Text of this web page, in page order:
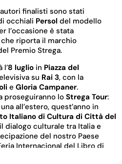
finalisti sono stati
occhiali Persol del modello
l’occasione è stata
riporta il marchio
Premio Strega.
l’8 luglio in Piazza del
su Rai 3, con la
e Gloria Campaner.
proseguiranno lo Strega Tour:
all’estero, quest’anno in
Italiano di Cultura di Città del
dialogo culturale tra Italia e
del nostro Paese
Internacional del Libro di